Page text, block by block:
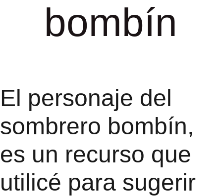
bombín
El personaje del
sombrero bombín,
es un recurso que
utilicé para sugerir